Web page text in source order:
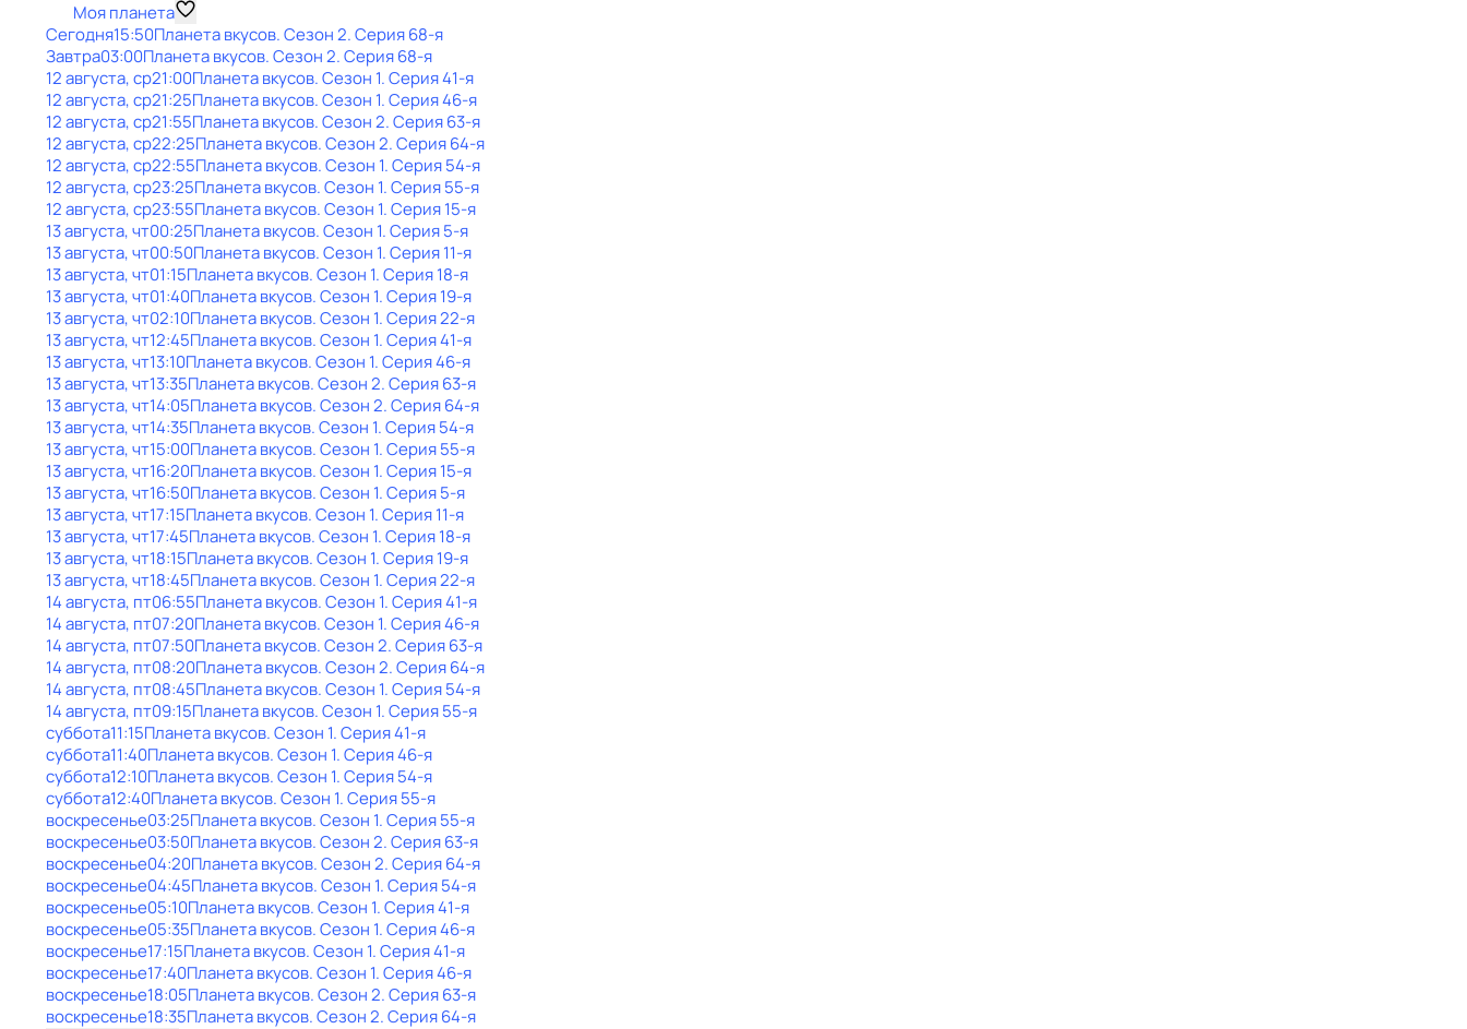
Моя планета
Сегодня15:50Планета вкусов. Сезон 2. Серия 68-я
Завтра03:00Планета вкусов. Сезон 2. Серия 68-я
12 августа, ср21:00Планета вкусов. Сезон 1. Серия 41-я
12 августа, ср21:25Планета вкусов. Сезон 1. Серия 46-я
12 августа, ср21:55Планета вкусов. Сезон 2. Серия 63-я
12 августа, ср22:25Планета вкусов. Сезон 2. Серия 64-я
12 августа, ср22:55Планета вкусов. Сезон 1. Серия 54-я
12 августа, ср23:25Планета вкусов. Сезон 1. Серия 55-я
12 августа, ср23:55Планета вкусов. Сезон 1. Серия 15-я
13 августа, чт00:25Планета вкусов. Сезон 1. Серия 5-я
13 августа, чт00:50Планета вкусов. Сезон 1. Серия 11-я
13 августа, чт01:15Планета вкусов. Сезон 1. Серия 18-я
13 августа, чт01:40Планета вкусов. Сезон 1. Серия 19-я
13 августа, чт02:10Планета вкусов. Сезон 1. Серия 22-я
13 августа, чт12:45Планета вкусов. Сезон 1. Серия 41-я
13 августа, чт13:10Планета вкусов. Сезон 1. Серия 46-я
13 августа, чт13:35Планета вкусов. Сезон 2. Серия 63-я
13 августа, чт14:05Планета вкусов. Сезон 2. Серия 64-я
13 августа, чт14:35Планета вкусов. Сезон 1. Серия 54-я
13 августа, чт15:00Планета вкусов. Сезон 1. Серия 55-я
13 августа, чт16:20Планета вкусов. Сезон 1. Серия 15-я
13 августа, чт16:50Планета вкусов. Сезон 1. Серия 5-я
13 августа, чт17:15Планета вкусов. Сезон 1. Серия 11-я
13 августа, чт17:45Планета вкусов. Сезон 1. Серия 18-я
13 августа, чт18:15Планета вкусов. Сезон 1. Серия 19-я
13 августа, чт18:45Планета вкусов. Сезон 1. Серия 22-я
14 августа, пт06:55Планета вкусов. Сезон 1. Серия 41-я
14 августа, пт07:20Планета вкусов. Сезон 1. Серия 46-я
14 августа, пт07:50Планета вкусов. Сезон 2. Серия 63-я
14 августа, пт08:20Планета вкусов. Сезон 2. Серия 64-я
14 августа, пт08:45Планета вкусов. Сезон 1. Серия 54-я
14 августа, пт09:15Планета вкусов. Сезон 1. Серия 55-я
суббота11:15Планета вкусов. Сезон 1. Серия 41-я
суббота11:40Планета вкусов. Сезон 1. Серия 46-я
суббота12:10Планета вкусов. Сезон 1. Серия 54-я
суббота12:40Планета вкусов. Сезон 1. Серия 55-я
воскресенье03:25Планета вкусов. Сезон 1. Серия 55-я
воскресенье03:50Планета вкусов. Сезон 2. Серия 63-я
воскресенье04:20Планета вкусов. Сезон 2. Серия 64-я
воскресенье04:45Планета вкусов. Сезон 1. Серия 54-я
воскресенье05:10Планета вкусов. Сезон 1. Серия 41-я
воскресенье05:35Планета вкусов. Сезон 1. Серия 46-я
воскресенье17:15Планета вкусов. Сезон 1. Серия 41-я
воскресенье17:40Планета вкусов. Сезон 1. Серия 46-я
воскресенье18:05Планета вкусов. Сезон 2. Серия 63-я
воскресенье18:35Планета вкусов. Сезон 2. Серия 64-я